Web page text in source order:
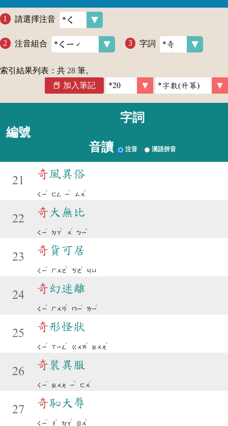
請選擇注音
注音組合 字詞
索引結果列表：共 28 筆。
加入筆記
編號
字詞
音讀 注音 漢語拼音
21
奇風異俗
ㄑㄧ
ˊ
ㄈㄥ ㄧ
ˋ
ㄙㄨ
ˊ
22
奇 大無比
ㄑㄧ
ˊ
ㄉㄚ
ˋ
ㄨ
ˊ
ㄅㄧ
ˇ
23
奇 貨可居
ㄑㄧ
ˊ
ㄏㄨㄛ
ˋ
ㄎㄜ
ˇ
ㄐㄩ
24
奇 幻迷離
ㄑㄧ
ˊ
ㄏㄨㄢ
ˋ
ㄇㄧ
ˊ
ㄌㄧ
ˊ
25
奇形怪狀
ㄑㄧ
ˊ
ㄒㄧㄥ
ˊ
ㄍㄨㄞ
ˋ
ㄓㄨㄤ
ˋ
26
奇 裝異服
ㄑㄧ
ˊ
ㄓㄨㄤ ㄧ
ˋ
ㄈㄨ
ˊ
27
奇恥大辱
ㄑㄧ
ˊ
ㄔ
ˇ
ㄉㄚ
ˋ
ㄖㄨ
ˋ